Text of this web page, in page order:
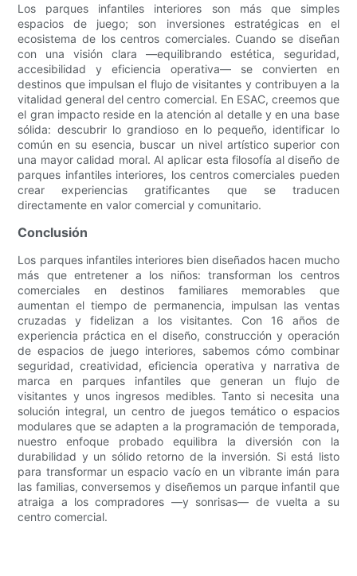
Los parques infantiles interiores son más que simples
espacios de juego; son inversiones estratégicas en el
ecosistema de los centros comerciales. Cuando se diseñan
con una visión clara —equilibrando estética, seguridad,
accesibilidad y eficiencia operativa— se convierten en
destinos que impulsan el flujo de visitantes y contribuyen a la
vitalidad general del centro comercial. En ESAC, creemos que
el gran impacto reside en la atención al detalle y en una base
sólida: descubrir lo grandioso en lo pequeño, identificar lo
común en su esencia, buscar un nivel artístico superior con
una mayor calidad moral. Al aplicar esta filosofía al diseño de
parques infantiles interiores, los centros comerciales pueden
crear experiencias gratificantes que se traducen
directamente en valor comercial y comunitario.
Conclusión
Los parques infantiles interiores bien diseñados hacen mucho
más que entretener a los niños: transforman los centros
comerciales en destinos familiares memorables que
aumentan el tiempo de permanencia, impulsan las ventas
cruzadas y fidelizan a los visitantes. Con 16 años de
experiencia práctica en el diseño, construcción y operación
de espacios de juego interiores, sabemos cómo combinar
seguridad, creatividad, eficiencia operativa y narrativa de
marca en parques infantiles que generan un flujo de
visitantes y unos ingresos medibles. Tanto si necesita una
solución integral, un centro de juegos temático o espacios
modulares que se adapten a la programación de temporada,
nuestro enfoque probado equilibra la diversión con la
durabilidad y un sólido retorno de la inversión. Si está listo
para transformar un espacio vacío en un vibrante imán para
las familias, conversemos y diseñemos un parque infantil que
atraiga a los compradores —y sonrisas— de vuelta a su
centro comercial.